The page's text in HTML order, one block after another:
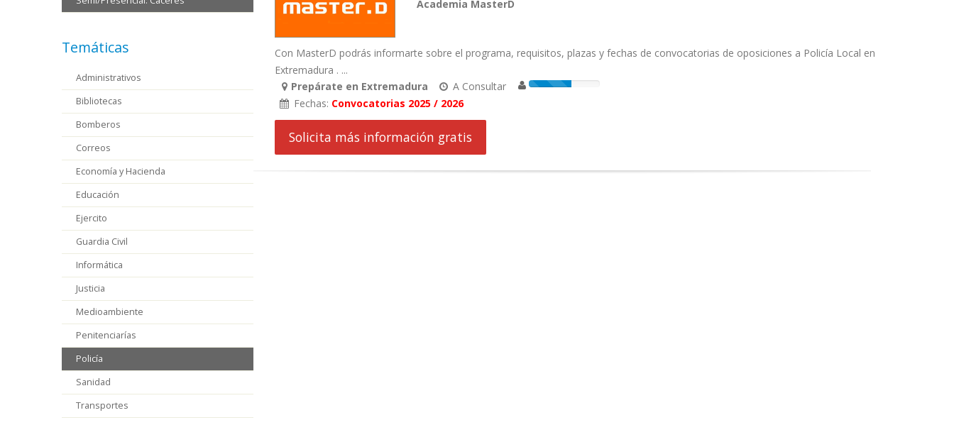
Academia MasterD
Con MasterD podrás informarte sobre el programa, requisitos, plazas y fechas de convocatorias de oposiciones a Policía Local en
Extremadura . ...
Prepárate en Extremadura
A Consultar
Fechas: Convocatorias 2025 / 2026
Solicita más información gratis
Temáticas
Administrativos
Bibliotecas
Bomberos
Correos
Economía y Hacienda
Educación
Ejercito
Guardia Civil
Informática
Justicia
Medioambiente
Penitenciarías
Policía
Sanidad
Transportes